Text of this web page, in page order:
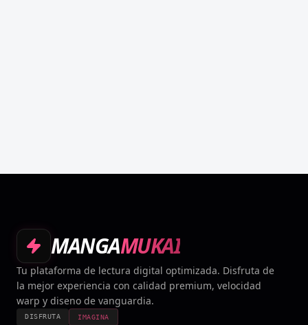
MANGAMUKAI
Tu plataforma de lectura digital optimizada. Disfruta de
la mejor experiencia con calidad premium, velocidad
warp y diseno de vanguardia.
DISFRUTA IMAGINA